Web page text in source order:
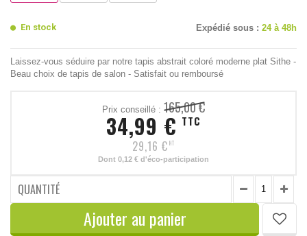
En stock Expédié sous : 24 à 48h
Laissez-vous séduire par notre tapis abstrait coloré moderne plat Sithe -
Beau choix de tapis de salon - Satisfait ou remboursé
Prix conseillé : 165,00 €
34,99 € TTC
29,16 € HT
Dont 0,12 € d'éco-participation
QUANTITÉ
Ajouter au panier